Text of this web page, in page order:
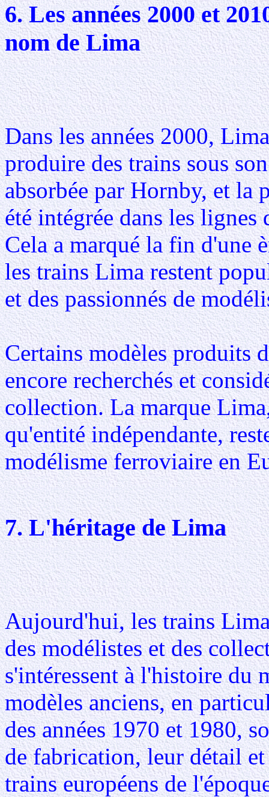
6. Les années 2000 et
nom de Lima
Dans les années 2000,
produire des trains sous
absorbée par Hornby, et la
été intégrée dans les
Cela a marqué la fin d'une
les trains Lima restent
et des passionnés de
Certains modèles produits
encore recherchés et
collection. La marque
qu'entité indépendante,
modélisme ferroviaire en
7. L'héritage de Lima
Aujourd'hui, les trains
des modélistes et des
s'intéressent à l'histoire du
modèles anciens, en
des années 1970 et 1980,
de fabrication, leur détail
trains européens de